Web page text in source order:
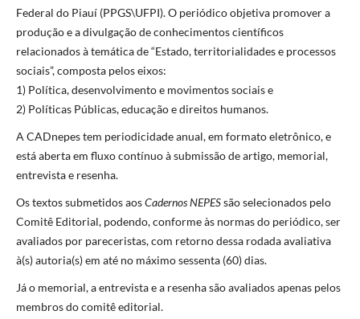
Federal do Piauí (PPGS\UFPI). O periódico objetiva promover a
produção e a divulgação de conhecimentos científicos
relacionados à temática de “Estado, territorialidades e processos
sociais”, composta pelos eixos:
1) Política, desenvolvimento e movimentos sociais e
2) Políticas Públicas, educação e direitos humanos.
A CADnepes tem periodicidade anual, em formato eletrônico, e
está aberta em fluxo contínuo à submissão de artigo, memorial,
entrevista e resenha.
Os textos submetidos aosCadernos NEPESsão selecionados pelo
Comitê Editorial, podendo, conforme às normas do periódico, ser
avaliados por pareceristas, com retorno dessa rodada avaliativa
à(s) autoria(s) em até no máximo sessenta (60) dias.
Já o memorial, a entrevista e a resenha são avaliados apenas pelos
membros do comitê editorial.